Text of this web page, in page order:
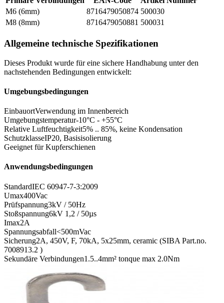
M6 (6mm)
8716479050874 500030
M8 (8mm)
8716479050881 500031
Allgemeine technische Spezifikationen
Dieses Produkt wurde für eine sichere Handhabung unter den
nachstehenden Bedingungen entwickelt:
Umgebungsbedingungen
EinbauortVerwendung im Innenbereich
Umgebungstemperatur-10°C - +55°C
Relative Luftfeuchtigkeit5% .. 85%, keine Kondensation
SchutzklasseIP20, Basisisolierung
Geeignet für Kupferschienen
Anwendungsbedingungen
StandardIEC 60947-7-3:2009
Umax400Vac
Prüfspannung3kV / 50Hz
Stoßspannung6kV 1,2 / 50µs
Imax2A
Spannungsabfall<500mVac
Sicherung2A, 450V, F, 70kA, 5x25mm, ceramic (SIBA Part.no.
7008913.2 )
Sekundäre Verbindungen1.5..4mm² tonque max 2.0Nm